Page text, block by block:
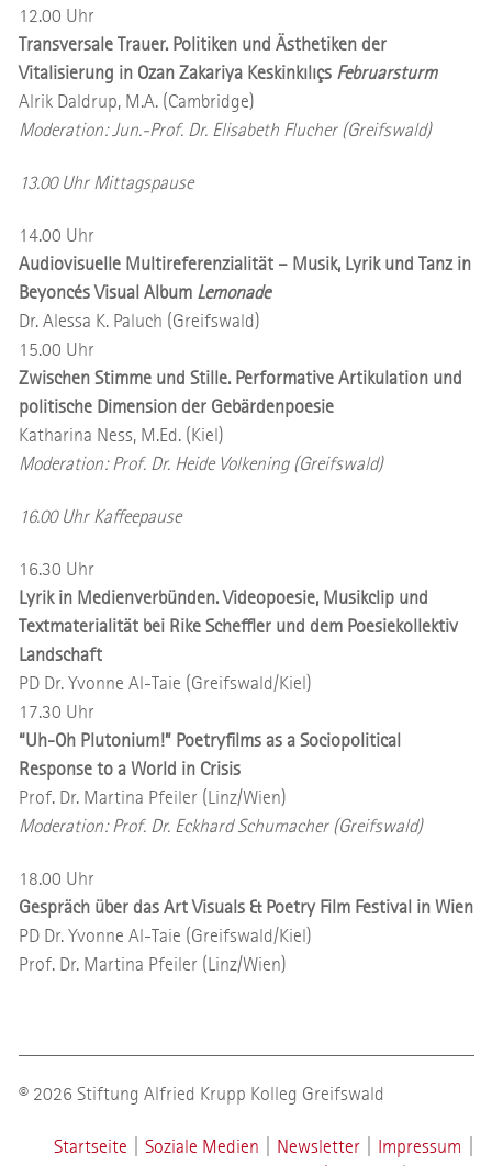
12.00 Uhr
Transversale Trauer. Politiken und Ästhetiken der
Vitalisierung in Ozan Zakariya Keskinkılıçs Februarsturm
Alrik Daldrup, M.A. (Cambridge)
Moderation: Jun.-Prof. Dr. Elisabeth Flucher (Greifswald)
13.00 Uhr Mittagspause
14.00 Uhr
Audiovisuelle Multireferenzialität – Musik, Lyrik und Tanz in
Beyoncés Visual Album Lemonade
Dr. Alessa K. Paluch (Greifswald)
15.00 Uhr
Zwischen Stimme und Stille. Performative Artikulation und
politische Dimension der Gebärdenpoesie
Katharina Ness, M.Ed. (Kiel)
Moderation: Prof. Dr. Heide Volkening (Greifswald)
16.00 Uhr Kaffeepause
16.30 Uhr
Lyrik in Medienverbünden. Videopoesie, Musikclip und
Textmaterialität bei Rike Scheffler und dem Poesiekollektiv
Landschaft
PD Dr. Yvonne Al-Taie (Greifswald/Kiel)
17.30 Uhr
“Uh-Oh Plutonium!” Poetryfilms as a Sociopolitical
Response to a World in Crisis
Prof. Dr. Martina Pfeiler (Linz/Wien)
Moderation: Prof. Dr. Eckhard Schumacher (Greifswald)
18.00 Uhr
Gespräch über das Art Visuals & Poetry Film Festival in Wien
PD Dr. Yvonne Al-Taie (Greifswald/Kiel)
Prof. Dr. Martina Pfeiler (Linz/Wien)
© 2026 Stiftung Alfried Krupp Kolleg Greifswald
Startseite Soziale Medien Newsletter Impressum